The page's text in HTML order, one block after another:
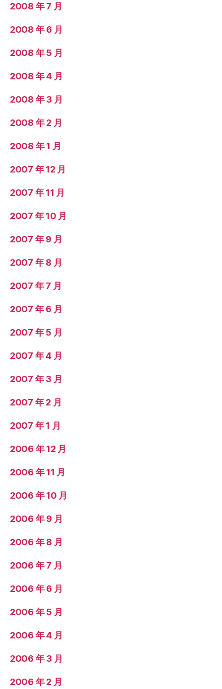
2008 年 7 月
2008 年 6 月
2008 年 5 月
2008 年 4 月
2008 年 3 月
2008 年 2 月
2008 年 1 月
2007 年 12 月
2007 年 11 月
2007 年 10 月
2007 年 9 月
2007 年 8 月
2007 年 7 月
2007 年 6 月
2007 年 5 月
2007 年 4 月
2007 年 3 月
2007 年 2 月
2007 年 1 月
2006 年 12 月
2006 年 11 月
2006 年 10 月
2006 年 9 月
2006 年 8 月
2006 年 7 月
2006 年 6 月
2006 年 5 月
2006 年 4 月
2006 年 3 月
2006 年 2 月